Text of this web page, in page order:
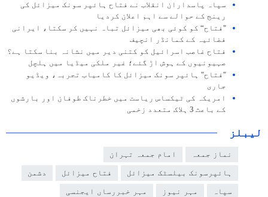
سپاہ پاسداران انقلاب نے فتاح ہائپر سونک میزائل کی
رینج کے حوالے سے اہم اعلان کردیا
"فتاح“ کو کوئی بھی میزائل تباہ نہیں کر سکتا، ایرانی
فضائیہ کے کمانڈر انچیف
فتاح غاصب اسرائیل کو کتنی دیر میں نشانہ بنا سکتا ہے؟
صہیونیوں کے ہوش اڑ گئے؛ غیر ملکی میڈیا میں ہلچل
"فتاح" ہائپر سونک میزائل کا کامیاب تجربہ، ویڈیو
جاری
امریکہ کی ٹیکساس ریاست میں خطرناک طوفان اور بارشوں
کے باعث 3 ہلاک متعدد زخمی
لیبلز
نماز جمعہ امام جمعہ تہران
ہائپرسونک بیلسٹک میزائل فتاح میزائل دشمن
سپاہ مہر نیوز مہر خبررساں ایجنسی